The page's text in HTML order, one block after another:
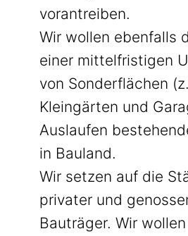
vorantreiben.
Wir wollen ebenfalls
einer mittelfristigen
von Sonderflächen
Kleingärten und
Auslaufen
in Bauland.
Wir setzen auf die
privater und
Bauträger. Wir